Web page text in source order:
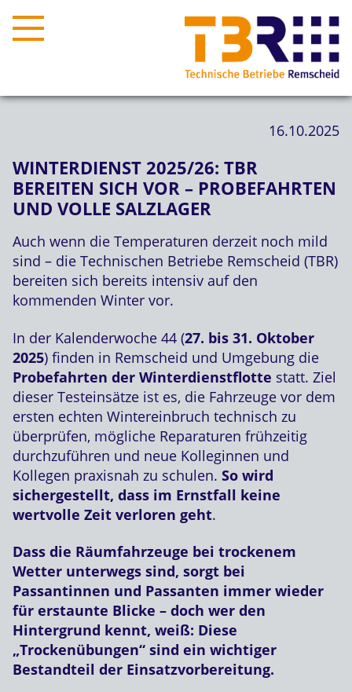
16.10.2025
WINTERDIENST 2025/26: TBR
BEREITEN SICH VOR – PROBEFAHRTEN
UND VOLLE SALZLAGER
Auch wenn die Temperaturen derzeit noch mild
sind – die Technischen Betriebe Remscheid (TBR)
bereiten sich bereits intensiv auf den
kommenden Winter vor.
In der Kalenderwoche 44 (27. bis 31. Oktober
2025) finden in Remscheid und Umgebung die
Probefahrten der Winterdienstflotte statt. Ziel
dieser Testeinsätze ist es, die Fahrzeuge vor dem
ersten echten Wintereinbruch technisch zu
überprüfen, mögliche Reparaturen frühzeitig
durchzuführen und neue Kolleginnen und
Kollegen praxisnah zu schulen. So wird
sichergestellt, dass im Ernstfall keine
wertvolle Zeit verloren geht.
Dass die Räumfahrzeuge bei trockenem
Wetter unterwegs sind, sorgt bei
Passantinnen und Passanten immer wieder
für erstaunte Blicke – doch wer den
Hintergrund kennt, weiß: Diese
„Trockenübungen“ sind ein wichtiger
Bestandteil der Einsatzvorbereitung.